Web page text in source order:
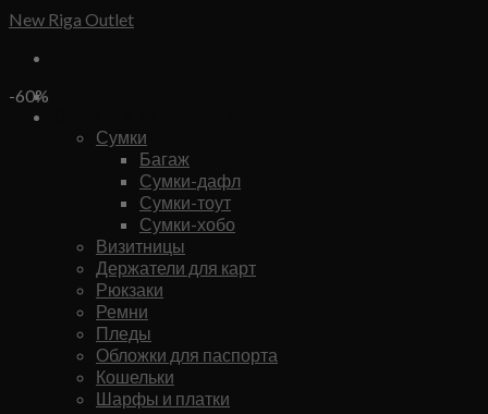
Skip
content
New Riga Outlet
Сумки
Багаж
Сумки-дафл
Сумки-тоут
Сумки-хобо
Визитницы
Держатели для карт
Рюкзаки
Ремни
Пледы
Обложки для паспорта
Кошельки
Шарфы и платки
-60%